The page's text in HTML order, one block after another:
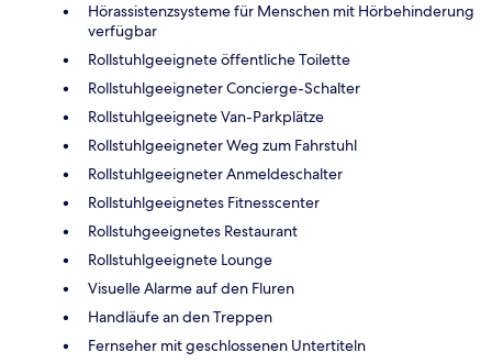
Hörassistenzsysteme für Menschen mit Hörbehinderung
verfügbar
Rollstuhlgeeignete öffentliche Toilette
Rollstuhlgeeigneter Concierge-Schalter
Rollstuhlgeeignete Van-Parkplätze
Rollstuhlgeeigneter Weg zum Fahrstuhl
Rollstuhlgeeigneter Anmeldeschalter
Rollstuhlgeeignetes Fitnesscenter
Rollstuhgeeignetes Restaurant
Rollstuhlgeeignete Lounge
Visuelle Alarme auf den Fluren
Handläufe an den Treppen
Fernseher mit geschlossenen Untertiteln